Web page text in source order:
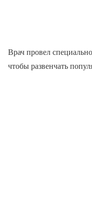
Врач провел
чтобы развенчать